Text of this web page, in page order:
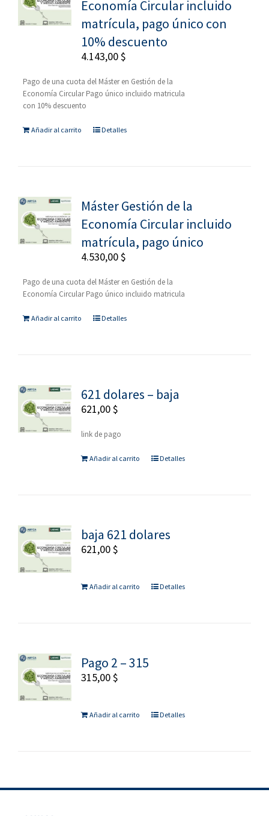
Economía Circular incluido
matrícula, pago único con
10% descuento
4.143,00$
Pago de una cuota del Máster en Gestión de la
Economía Circular Pago único incluido matricula
con 10% descuento
Añadir al carrito Detalles
Máster Gestión de la
Economía Circular incluido
matrícula, pago único
4.530,00$
Pago de una cuota del Máster en Gestión de la
Economía Circular Pago único incluido matricula
Añadir al carrito Detalles
621 dolares – baja
621,00$
link de pago
Añadir al carrito Detalles
baja 621 dolares
621,00$
Añadir al carrito Detalles
Pago 2 – 315
315,00$
Añadir al carrito Detalles